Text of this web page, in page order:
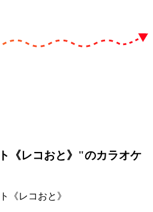
《レコおと》"のカラオケ
《レコおと》